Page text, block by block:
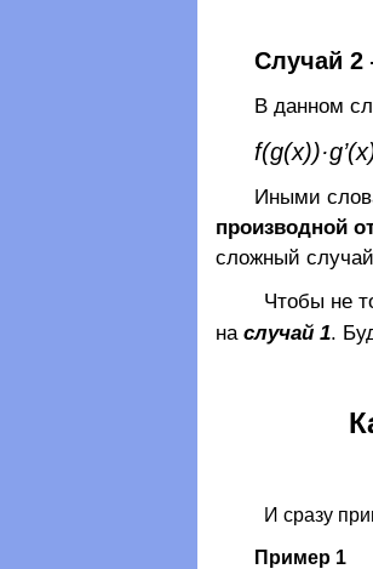
Случай 2
В данном
f(g(x))·g’(x
Иными
производной
сложный
Чтобы не
на случай 1.
И сразу
Пример 1